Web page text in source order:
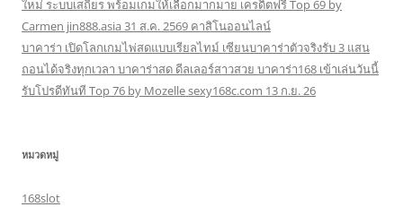
ใหม่ ระบบเสถียร พร้อมเกมให้เลือกมากมาย เครดิตฟรี Top 69 by
Carmen jin888.asia 31 ส.ค. 2569 คาสิโนออนไลน์
บาคาร่า เปิดโลกเกมไพ่สดแบบเรียลไทม์ เซียนบาคาร่าตัวจริงรับ 3 แสน
ถอนได้จริงทุกเวลา บาคาร่าสด ดีลเลอร์สาวสวย บาคาร่า168 เข้าเล่นวันนี้
รับโปรดีทันที Top 76 by Mozelle sexy168c.com 13 ก.ย. 26
หมวดหมู่
168slot